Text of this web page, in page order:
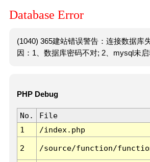
Database Error
(1040) 365建站错误警告：连接数据库
因：1、数据库密码不对; 2、mysql未启
PHP Debug
No. File
1
/index.php
2 /source/function/